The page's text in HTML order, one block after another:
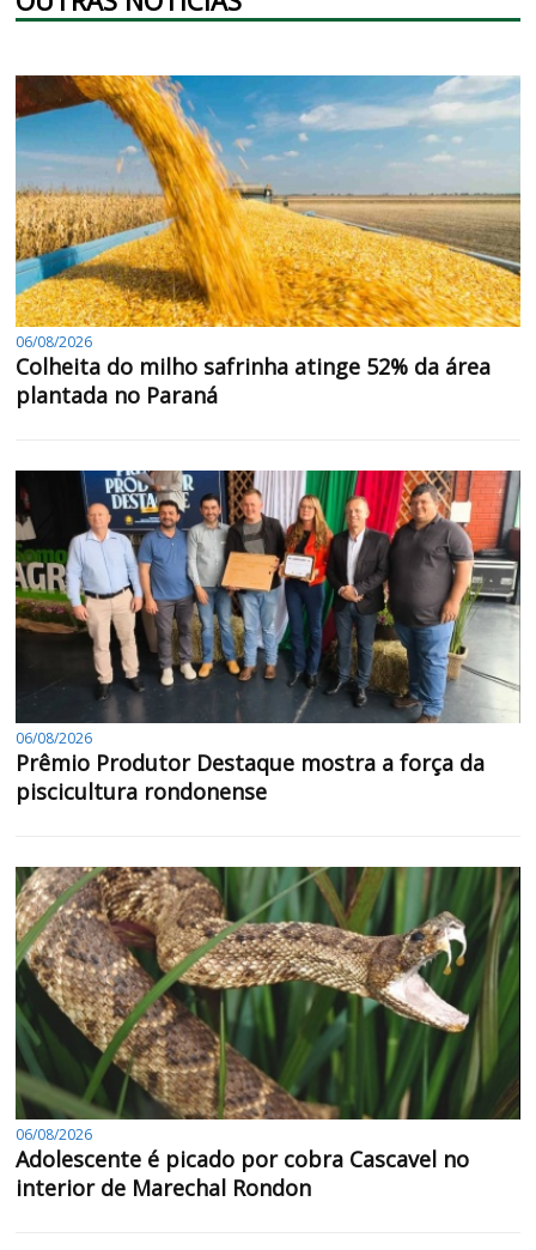
06/08/2026
Colheita do milho safrinha atinge 52% da área
plantada no Paraná
06/08/2026
Prêmio Produtor Destaque mostra a força da
piscicultura rondonense
06/08/2026
Adolescente é picado por cobra Cascavel no
interior de Marechal Rondon